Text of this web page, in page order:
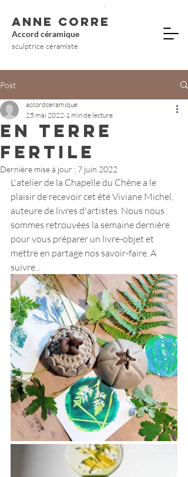
ANNE CORRE
Accord céramique
sculptrice céramiste
Post
EN TERRE
FERTILE
accordceramique
25 mai 2022 1 min de lecture
Dernière mise à jour : 7 juin 2022
L'atelier de la Chapelle du Chêne a le
plaisir de recevoir cet été Viviane Michel,
auteure de livres d'artistes. Nous nous
sommes retrouvées la semaine dernière
pour vous préparer un livre-objet et
mettre en partage nos savoir-faire. A
suivre...